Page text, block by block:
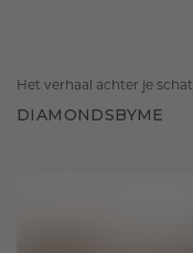
Het verhaal achter je schat
DIAMONDSBYME